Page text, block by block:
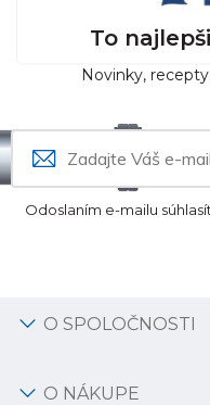
To
Novinky,
Odoslaním e-mailu
O SPOLOČNOSTI
O NÁKUPE